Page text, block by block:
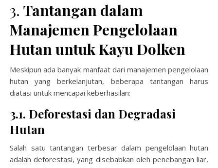
3. Tantangan dalam
Manajemen Pengelolaan
Hutan untuk Kayu Dolken
Meskipun ada banyak manfaat dari manajemen pengelolaan
hutan yang berkelanjutan, beberapa tantangan harus
diatasi untuk mencapai keberhasilan:
3.1. Deforestasi dan Degradasi
Hutan
Salah satu tantangan terbesar dalam pengelolaan hutan
adalah deforestasi, yang disebabkan oleh penebangan liar,